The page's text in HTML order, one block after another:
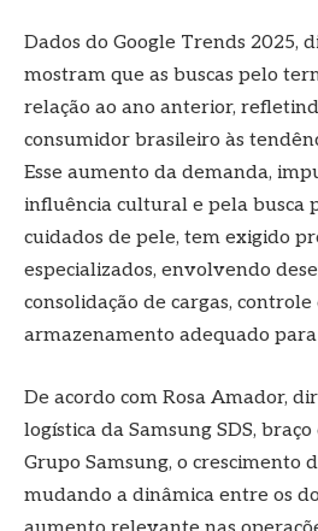
Dados do Google Trends 2025,
mostram que as buscas pelo
relação ao ano anterior,
consumidor brasileiro às
Esse aumento da demanda,
influência cultural e pela busca
cuidados de pele, tem exigido
especializados, envolvendo
consolidação de cargas, controle
armazenamento adequado
De acordo com Rosa Amador,
logística da Samsung SDS,
Grupo Samsung, o crescimento
mudando a dinâmica entre os